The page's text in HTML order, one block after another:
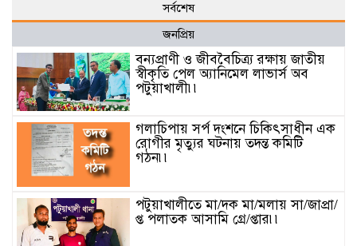
সর্বশেষ
জনপ্রিয়
বন্যপ্রাণী ও জীববৈচিত্র্য রক্ষায় জাতীয়
স্বীকৃতি পেল অ্যানিমেল লাভার্স অব
পটুয়াখালী৷৷
গলাচিপায় সর্প দংশনে চিকিৎসাধীন এক
রোগীর মৃত্যুর ঘটনায় তদন্ত কমিটি
গঠন৷৷
পটুয়াখালীতে মা/দক মা/মলায় সা/জাপ্রা/
প্ত পলাতক আসামি গ্রে/প্তার৷৷